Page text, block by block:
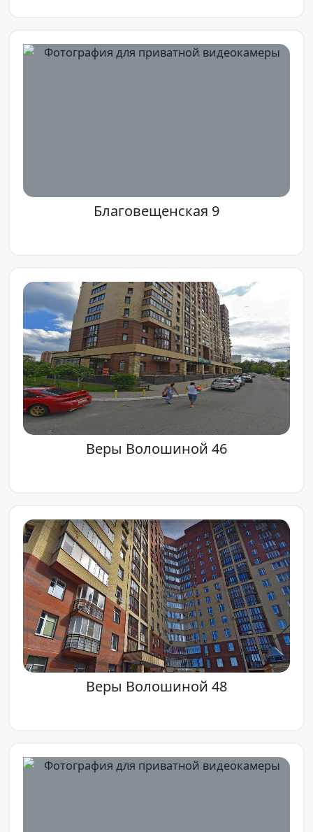
Благовещенская 9
Веры Волошиной 46
Веры Волошиной 48